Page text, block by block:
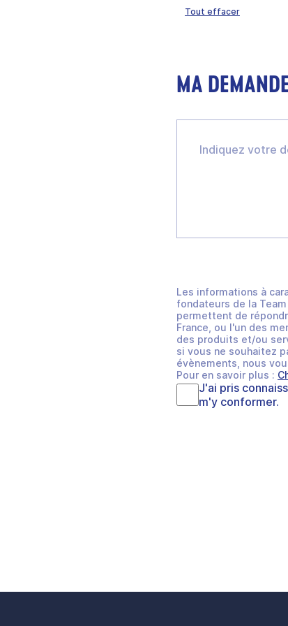
Tout effacer
MA
Les informations à
fondateurs de la
permettent de
France, ou l'un des
des produits et/ou
si vous ne souhaitez
évènements, nous
Pour en savoir plus :
J'ai pris
m'y conformer.